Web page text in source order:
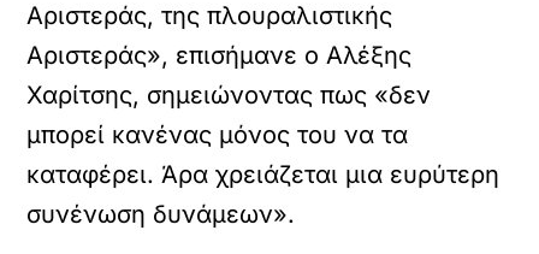
Αριστεράς, της πλουραλιστικής
Αριστεράς», επισήμανε ο Αλέξης
Χαρίτσης, σημειώνοντας πως «δεν
μπορεί κανένας μόνος του να τα
καταφέρει. Άρα χρειάζεται μια ευρύτερη
συνένωση δυνάμεων».